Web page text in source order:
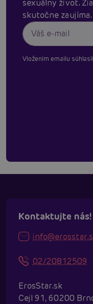
sexuálny život.
skutočne zaujíma.
Vložením emailu
Kontaktujte nás!
02/20812509
ErosStar.sk
Cejl 91, 60200